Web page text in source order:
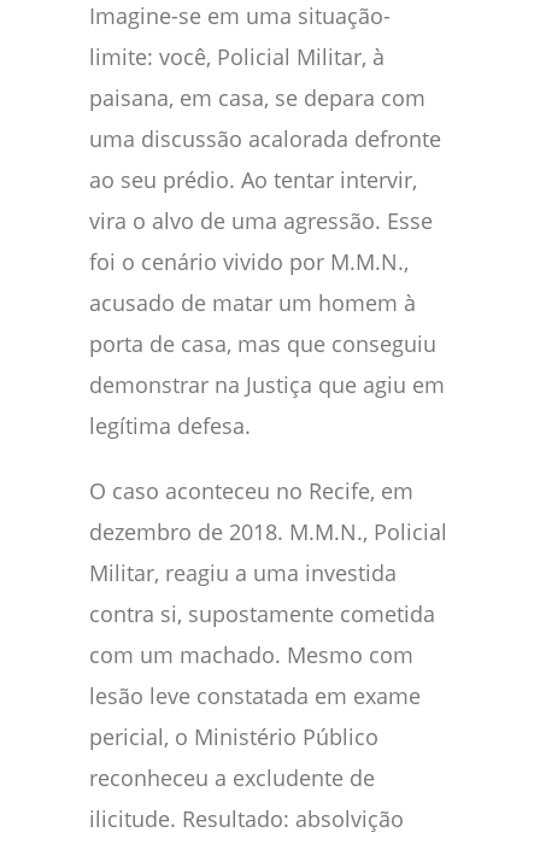
Imagine-se em uma situação-
limite: você, Policial Militar, à
paisana, em casa, se depara com
uma discussão acalorada defronte
ao seu prédio. Ao tentar intervir,
vira o alvo de uma agressão. Esse
foi o cenário vivido por M.M.N.,
acusado de matar um homem à
porta de casa, mas que conseguiu
demonstrar na Justiça que agiu em
legítima defesa.
O caso aconteceu no Recife, em
dezembro de 2018. M.M.N., Policial
Militar, reagiu a uma investida
contra si, supostamente cometida
com um machado. Mesmo com
lesão leve constatada em exame
pericial, o Ministério Público
reconheceu a excludente de
ilicitude. Resultado: absolvição